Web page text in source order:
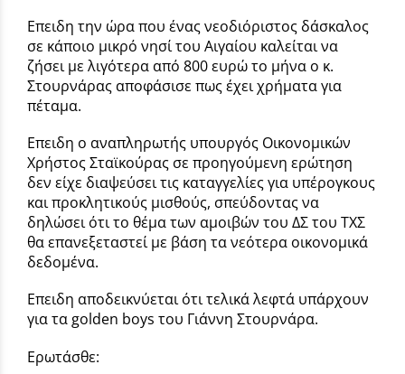
Επειδη την ώρα που ένας νεοδιόριστος δάσκαλος
σε κάποιο μικρό νησί του Αιγαίου καλείται να
ζήσει με λιγότερα από 800 ευρώ το μήνα ο κ.
Στουρνάρας αποφάσισε πως έχει χρήματα για
πέταμα.
Επειδη ο αναπληρωτής υπουργός Οικονομικών
Χρήστος Σταϊκούρας σε προηγούμενη ερώτηση
δεν είχε διαψεύσει τις καταγγελίες για υπέρογκους
και προκλητικούς μισθούς, σπεύδοντας να
δηλώσει ότι το θέμα των αμοιβών του ΔΣ του ΤΧΣ
θα επανεξεταστεί με βάση τα νεότερα οικονομικά
δεδομένα.
Επειδη αποδεικνύεται ότι τελικά λεφτά υπάρχουν
για τα golden boys του Γιάννη Στουρνάρα.
Ερωτάσθε: